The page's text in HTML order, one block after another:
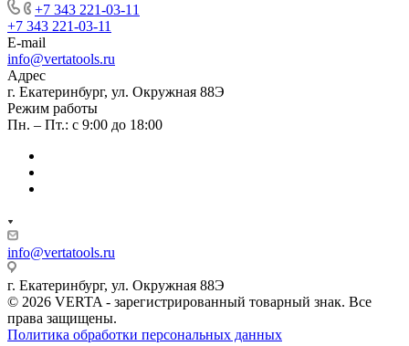
+7 343 221-03-11
+7 343 221-03-11
E-mail
info@vertatools.ru
Адрес
г. Екатеринбург, ул. Окружная 88Э
Режим работы
Пн. – Пт.: с 9:00 до 18:00
info@vertatools.ru
г. Екатеринбург, ул. Окружная 88Э
© 2026 VERTA - зарегистрированный товарный знак. Все
права защищены.
Политика обработки персональных данных